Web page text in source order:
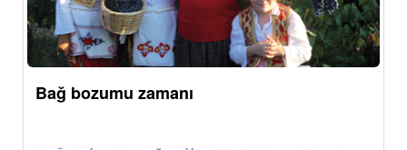
Bağ bozumu zamanı